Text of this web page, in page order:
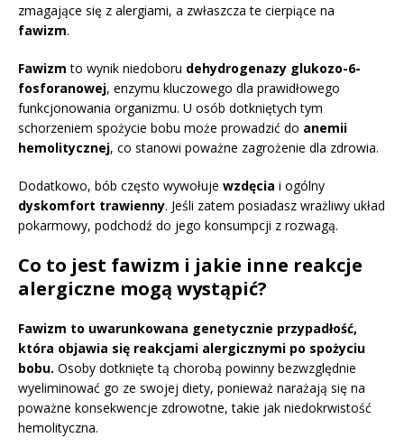
zmagające się z alergiami, a zwłaszcza te cierpiące na
fawizm.
Fawizm to wynik niedoboru dehydrogenazy glukozo-6-
fosforanowej, enzymu kluczowego dla prawidłowego
funkcjonowania organizmu. U osób dotkniętych tym
schorzeniem spożycie bobu może prowadzić do anemii
hemolitycznej, co stanowi poważne zagrożenie dla zdrowia.
Dodatkowo, bób często wywołuje wzdęcia i ogólny
dyskomfort trawienny. Jeśli zatem posiadasz wrażliwy układ
pokarmowy, podchodź do jego konsumpcji z rozwagą.
Co to jest fawizm i jakie inne reakcje
alergiczne mogą wystąpić?
Fawizm to uwarunkowana genetycznie przypadłość,
która objawia się reakcjami alergicznymi po spożyciu
bobu. Osoby dotknięte tą chorobą powinny bezwzględnie
wyeliminować go ze swojej diety, ponieważ narażają się na
poważne konsekwencje zdrowotne, takie jak niedokrwistość
hemolityczna.